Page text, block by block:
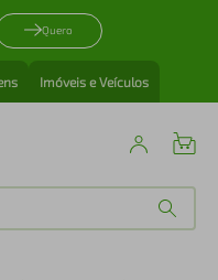
Quero
Imóveis e Veículos